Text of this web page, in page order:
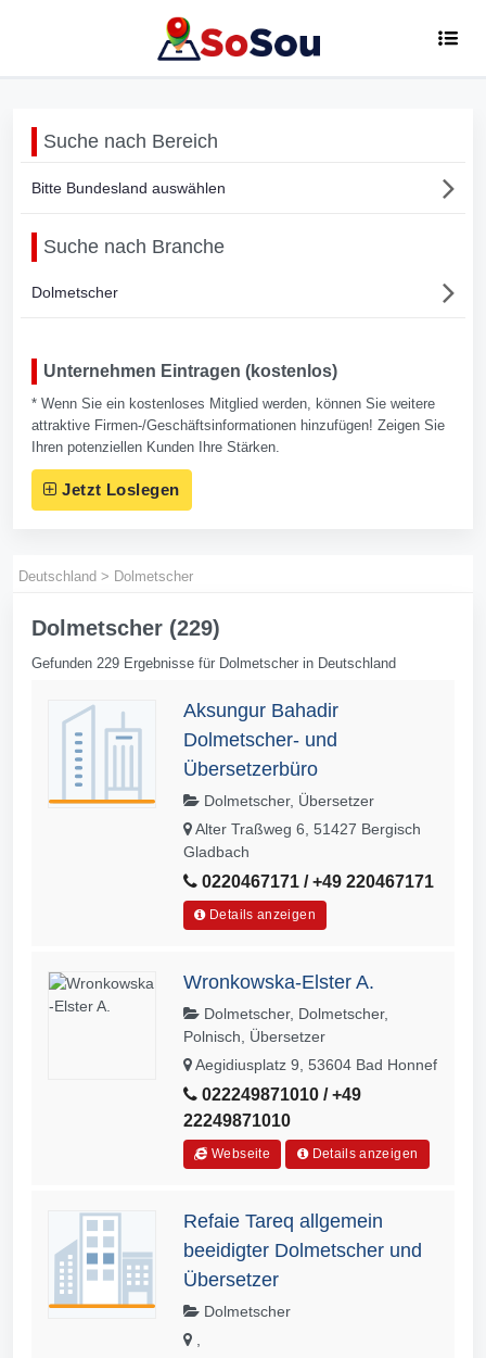
Suche nach Bereich
Bitte Bundesland auswählen
Suche nach Branche
Dolmetscher
Unternehmen Eintragen (kostenlos)
* Wenn Sie ein kostenloses Mitglied werden, können Sie weitere
attraktive Firmen-/Geschäftsinformationen hinzufügen! Zeigen Sie
Ihren potenziellen Kunden Ihre Stärken.
Jetzt Loslegen
Deutschland > Dolmetscher
Dolmetscher (229)
Gefunden 229 Ergebnisse für Dolmetscher in Deutschland
Aksungur Bahadir
Dolmetscher- und
Übersetzerbüro
Dolmetscher, Übersetzer
Alter Traßweg 6, 51427 Bergisch
Gladbach
0220467171 / +49 220467171
Details anzeigen
Wronkowska-Elster A.
Dolmetscher, Dolmetscher,
Polnisch, Übersetzer
Aegidiusplatz 9, 53604 Bad Honnef
022249871010 / +49
22249871010
Webseite Details anzeigen
Refaie Tareq allgemein
beeidigter Dolmetscher und
Übersetzer
Dolmetscher